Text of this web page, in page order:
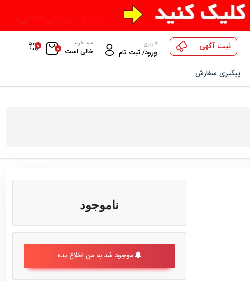
ثبت آگهی کاربری
ورود/ ثبت نام
سبد خرید
خالی است 0
0
پیگیری سفارش
ناموجود
موجود شد به من اطلاع بده